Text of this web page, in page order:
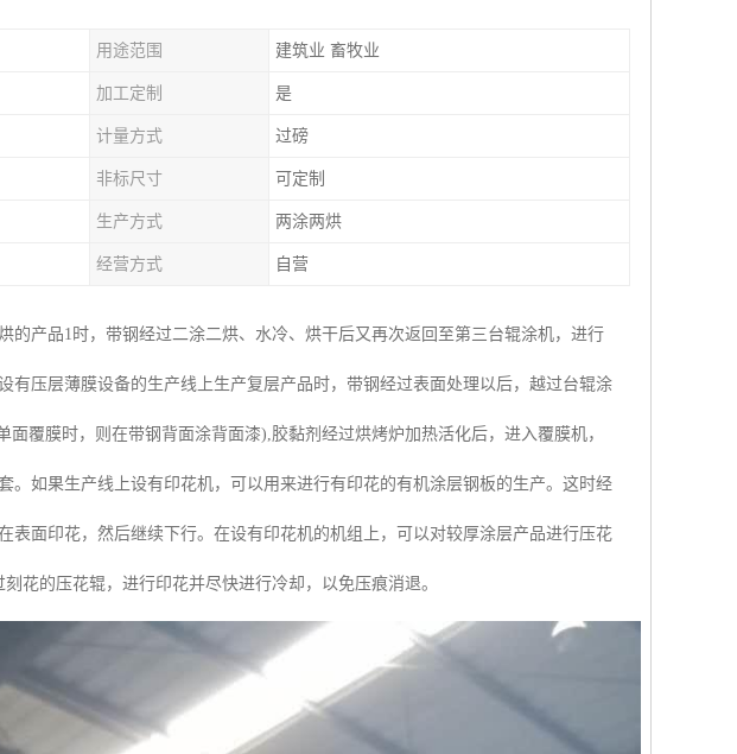
用途范围 建筑业 畜牧业
加工定制 是
计量方式 过磅
非标尺寸 可定制
生产方式 两涂两烘
经营方式 自营
产品1时，带钢经过二涂二烘、水冷、烘干后又再次返回至第三台辊涂机，进行
有压层薄膜设备的生产线上生产复层产品时，带钢经过表面处理以后，越过台辊涂
覆膜时，则在带钢背面涂背面漆),胶黏剂经过烘烤炉加热活化后，进入覆膜机，
。如果生产线上设有印花机，可以用来进行有印花的有机涂层钢板的生产。这时经
表面印花，然后继续下行。在设有印花机的机组上，可以对较厚涂层产品进行压花
花的压花辊，进行印花并尽快进行冷却，以免压痕消退。